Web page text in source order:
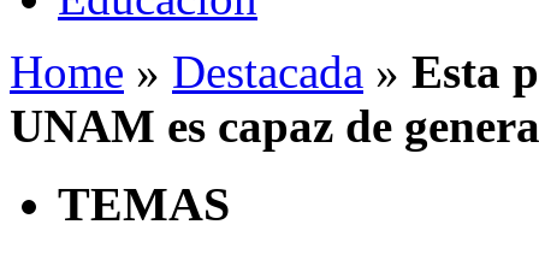
Home » Destacada » Esta
UNAM es capaz de
TEMAS